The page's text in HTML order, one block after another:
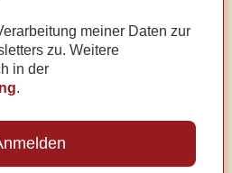
meiner Daten zur
zu. Weitere
in der
.